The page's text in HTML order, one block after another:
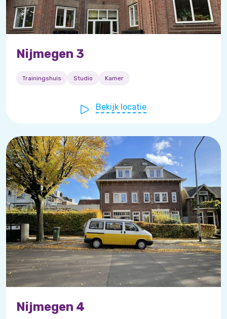
Nijmegen 3
Trainingshuis Studio Kamer
Bekijk locatie
Nijmegen 4